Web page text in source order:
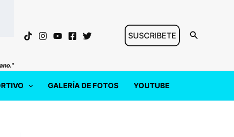
SUSCRIBETE Buscar
GALERÍA DE FOTOS YOUTUBE